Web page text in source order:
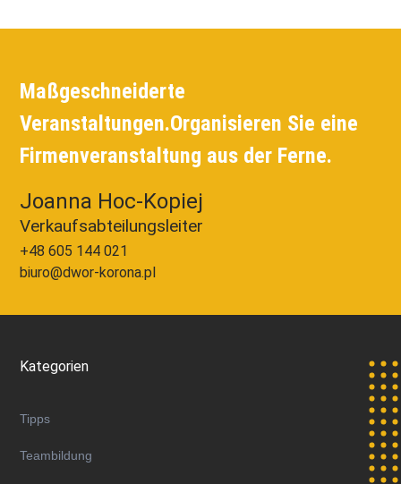
Maßgeschneiderte
Veranstaltungen.Organisieren Sie eine
Firmenveranstaltung aus der Ferne.
Joanna Hoc-Kopiej
Verkaufsabteilungsleiter
+48 605 144 021
biuro@dwor-korona.pl
Kategorien
Tipps
Teambildung